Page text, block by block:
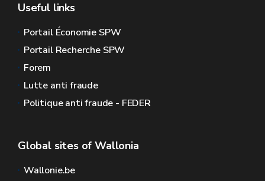
Useful links
Portail Économie SPW
Portail Recherche SPW
Forem
Lutte anti fraude
Politique anti fraude - FEDER
Global sites of Wallonia
Wallonie.be